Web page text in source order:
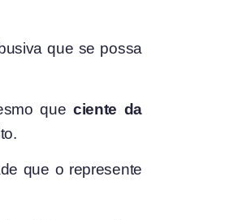
que se possa
que ciente da
que o represente